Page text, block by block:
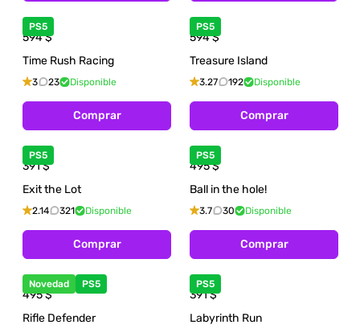
PS5
594$
Time Rush Racing
3 23 Disponible
Comprar
PS5
594$
Treasure Island
3.27 192 Disponible
Comprar
PS5
391$
Exit the Lot
2.14 321 Disponible
Comprar
PS5
495$
Ball in the hole!
3.7 30 Disponible
Comprar
Novedad PS5
495$
Rifle Defender
PS5
391$
Labyrinth Run